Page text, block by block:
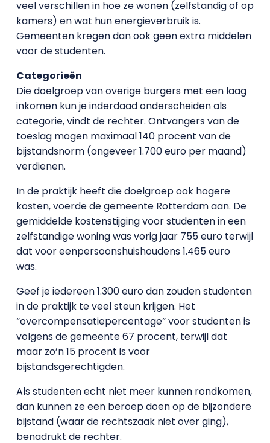
veel verschillen in hoe ze wonen (zelfstandig of op
kamers) en wat hun energieverbruik is.
Gemeenten kregen dan ook geen extra middelen
voor de studenten.
Categorieën
Die doelgroep van overige burgers met een laag
inkomen kun je inderdaad onderscheiden als
categorie, vindt de rechter. Ontvangers van de
toeslag mogen maximaal 140 procent van de
bijstandsnorm (ongeveer 1.700 euro per maand)
verdienen.
In de praktijk heeft die doelgroep ook hogere
kosten, voerde de gemeente Rotterdam aan. De
gemiddelde kostenstijging voor studenten in een
zelfstandige woning was vorig jaar 755 euro terwijl
dat voor eenpersoonshuishoudens 1.465 euro
was.
Geef je iedereen 1.300 euro dan zouden studenten
in de praktijk te veel steun krijgen. Het
“overcompensatiepercentage” voor studenten is
volgens de gemeente 67 procent, terwijl dat
maar zo’n 15 procent is voor
bijstandsgerechtigden.
Als studenten echt niet meer kunnen rondkomen,
dan kunnen ze een beroep doen op de bijzondere
bijstand (waar de rechtszaak niet over ging),
benadrukt de rechter.